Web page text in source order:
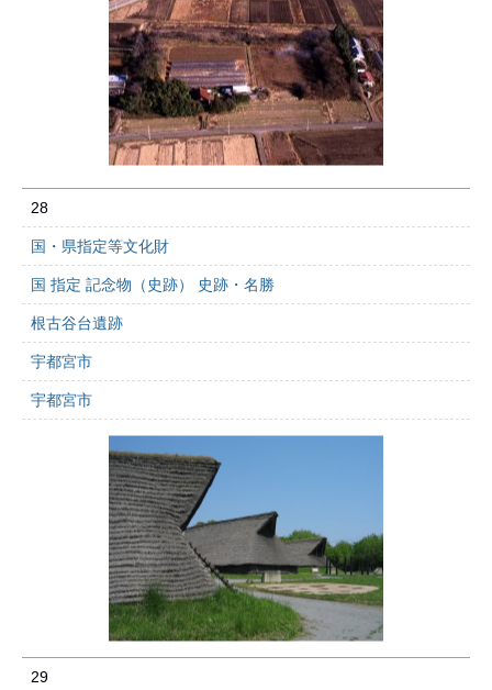
28
国・県指定等文化財
国 指定 記念物（史跡） 史跡・名勝
根古谷台遺跡
宇都宮市
宇都宮市
29